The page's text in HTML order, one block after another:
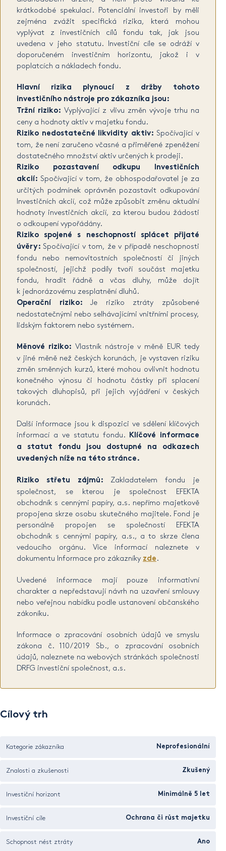
krátkodobé spekulaci. Potenciální investoři by měli
zejména zvážit specifická rizika, která mohou
vyplývat z investičních cílů fondu tak, jak jsou
uvedena v jeho statutu. Investiční cíle se odráží v
doporučeném investičním horizontu, jakož i v
poplatcích a nákladech fondu.
Hlavní rizika plynoucí z držby tohoto
investičního nástroje pro zákazníka jsou:
Tržní riziko: Vyplývající z vlivu změn vývoje trhu na
ceny a hodnoty aktiv v majetku fondu.
Riziko nedostatečné likvidity aktiv: Spočívající v
tom, že není zaručeno včasné a přiměřené zpeněžení
dostatečného množství aktiv určených k prodeji.
Riziko pozastavení odkupu Investičních
akcií: Spočívající v tom, že obhospodařovatel je za
určitých podmínek oprávněn pozastavit odkupování
Investičních akcií, což může způsobit změnu aktuální
hodnoty investičních akcií, za kterou budou žádosti
o odkoupení vypořádány.
Riziko spojené s neschopností splácet přijaté
úvěry:Spočívající v tom, že v případě neschopnosti
fondu nebo nemovitostních společností či jiných
společností, jejichž podíly tvoří součást majetku
fondu, hradit řádně a včas dluhy, může dojít
k jednorázovému zesplatnění dluhů.
Operační riziko:Je riziko ztráty způsobené
nedostatečnými nebo selhávajícími vnitřními procesy,
lidským faktorem nebo systémem.
Měnové riziko:
Vlastník nástroje v měně EUR tedy
v jiné měně než českých korunách, je vystaven riziku
změn směnných kurzů, které mohou ovlivnit hodnotu
konečného výnosu či hodnotu částky při splacení
takových dluhopisů, při jejich vyjádření v českých
korunách.
Další informace jsou k dispozici ve sdělení klíčových
informací a ve statutu fondu. Klíčové informace
a statut fondu jsou dostupné na odkazech
uvedených níže na této stránce.
Riziko střetu zájmů: Zakladatelem fondu je
společnost, se kterou je společnost EFEKTA
obchodník s cennými papíry, a.s. nepřímo majetkově
propojena skrze osobu skutečného majitele. Fond je
personálně propojen se společností EFEKTA
obchodník s cennými papíry, a.s., a to skrze člena
vedoucího orgánu. Více informací naleznete v
dokumentu Informace pro zákazníky zde .
Uvedené informace mají pouze informativní
charakter a nepředstavují návrh na uzavření smlouvy
nebo veřejnou nabídku podle ustanovení občanského
zákoníku.
Informace o zpracování osobních údajů ve smyslu
zákona č. 110/2019 Sb., o zpracování osobních
údajů, naleznete na webových stránkách společnosti
DRFG investiční společnost, a.s.
Cílový trh
Kategorie zákazníka Neprofesionální
Znalosti a zkušenosti Zkušený
Investiční horizont Minimálně 5 let
Investiční cíle Ochrana či růst majetku
Schopnost nést ztráty Ano